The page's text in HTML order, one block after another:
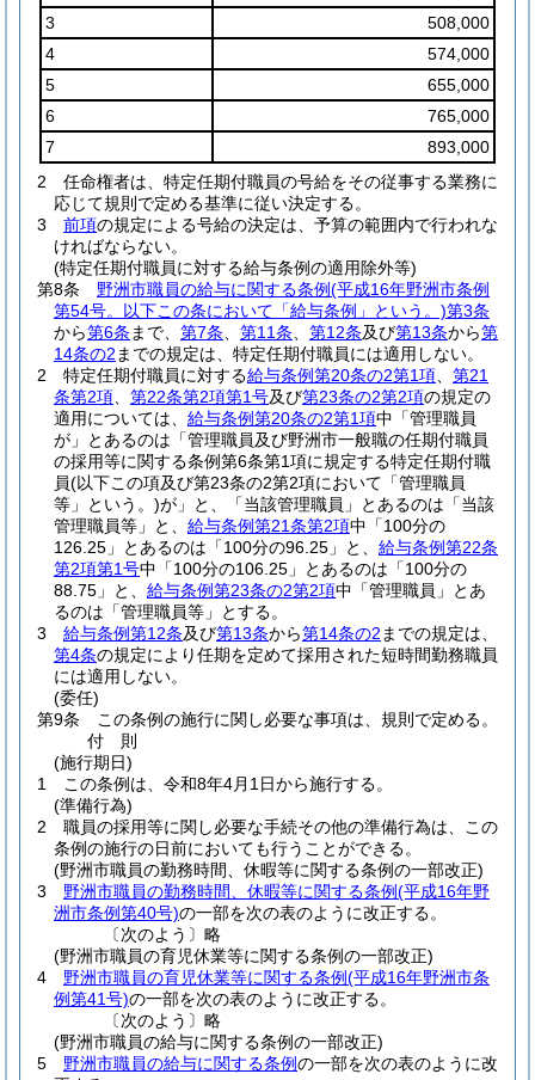
3
508,000
4
574,000
5
655,000
6
765,000
7
893,000
2
任命権者は、特定任期付職員の号給をその従事する業務に
応じて規則で定める基準に従い決定する。
3
前項の規定による号給の決定は、予算の範囲内で行われな
ければならない。
(特定任期付職員に対する給与条例の適用除外等)
第8条
野洲市職員の給与に関する条例(平成16年野洲市条例
第54号。以下この条において「給与条例」という。)第3条
から第6条 まで、 第7条 第11条 第12条及び第13条から第
14条の2 までの規定は、特定任期付職員には適用しない。
2
特定任期付職員に対する給与条例第20条の2第1項
第21
条第2項
第22条第2項第1号及び第23条の2第2項の規定の
適用については、 給与条例第20条の2第1項中「管理職員
が」とあるのは「管理職員及び野洲市一般職の任期付職員
の採用等に関する条例第6条第1項に規定する特定任期付職
員(以下この項及び第23条の2第2項において「管理職員
等」という。)が」と、「当該管理職員」とあるのは「当該
管理職員等」と、 給与条例第21条第2項中「100分の
126.25」とあるのは「100分の96.25」と、 給与条例第22条
第2項第1号中「100分の106.25」とあるのは「100分の
88.75」と、 給与条例第23条の2第2項中「管理職員」とあ
るのは「管理職員等」とする。
3
給与条例第12条及び第13条から第14条の2 までの規定は、
第4条の規定により任期を定めて採用された短時間勤務職員
には適用しない。
(委任)
第9条
この条例の施行に関し必要な事項は、規則で定める。
付 則
(施行期日)
1
この条例は、令和8年4月1日から施行する。
(準備行為)
2
職員の採用等に関し必要な手続その他の準備行為は、この
条例の施行の日前においても行うことができる。
(野洲市職員の勤務時間、休暇等に関する条例の一部改正)
3
野洲市職員の勤務時間、休暇等に関する条例(平成16年野
洲市条例第40号)の一部を次の表のように改正する。
〔次のよう〕略
(野洲市職員の育児休業等に関する条例の一部改正)
4
野洲市職員の育児休業等に関する条例(平成16年野洲市条
例第41号)の一部を次の表のように改正する。
〔次のよう〕略
(野洲市職員の給与に関する条例の一部改正)
5
野洲市職員の給与に関する条例の一部を次の表のように改